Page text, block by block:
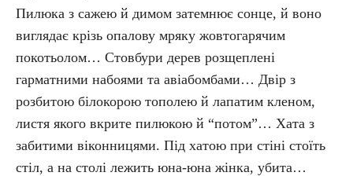
Пилюка з сажею й димом затемнює сонце, й воно
виглядає крізь опалову мряку жовтогарячим
покотьолом… Стовбури дерев розщеплені
гарматними набоями та авіабомбами… Двір з
розбитою білокорою тополею й лапатим кленом,
листя якого вкрите пилюкою й “потом”… Хата з
забитими віконницями. Під хатою при стіні стоїть
стіл, а на столі лежить юна-юна жінка, убита…